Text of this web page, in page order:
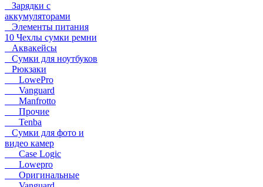
Зарядки с
аккумуляторами
Элементы питания
10 Чехлы сумки ремни
Аквакейсы
Сумки для ноутбуков
Рюкзаки
LowePro
Vanguard
Manfrotto
Прочие
Tenba
Сумки для фото и
видео камер
Case Logic
Lowepro
Оригинальные